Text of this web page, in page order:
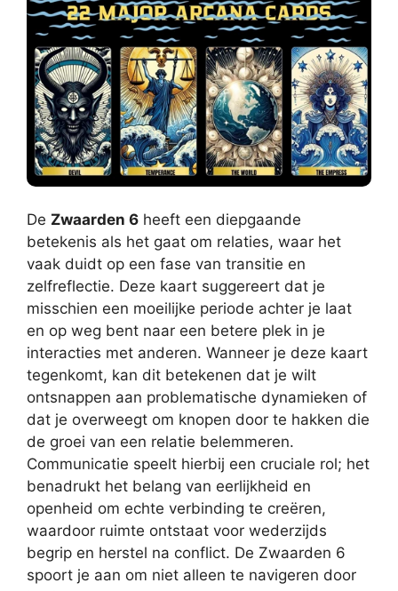
De Zwaarden 6 heeft een diepgaande
betekenis als het gaat om relaties, waar het
vaak duidt op een fase van transitie en
zelfreflectie. Deze kaart suggereert dat je
misschien een moeilijke periode achter je laat
en op weg bent naar een betere plek in je
interacties met anderen. Wanneer je deze kaart
tegenkomt, kan dit betekenen dat je wilt
ontsnappen aan problematische dynamieken of
dat je overweegt om knopen door te hakken die
de groei van een relatie belemmeren.
Communicatie speelt hierbij een cruciale rol; het
benadrukt het belang van eerlijkheid en
openheid om echte verbinding te creëren,
waardoor ruimte ontstaat voor wederzijds
begrip en herstel na conflict. De Zwaarden 6
spoort je aan om niet alleen te navigeren door